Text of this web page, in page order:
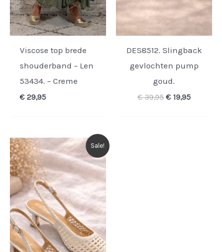
Viscose top brede
shouderband – Len
53434. – Creme
€ 29,95
DES8512. Slingback
gevlochten pump
goud.
€39,95 Oorspronkelijke
€19,95Huidige
Sale!